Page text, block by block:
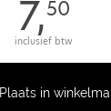
7,50
inclusief btw
Plaats in